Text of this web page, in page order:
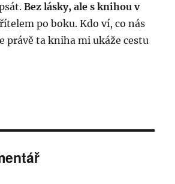
Bez lásky, ale s knihou v
po boku. Kdo ví, co nás
právě ta kniha mi ukáže cestu